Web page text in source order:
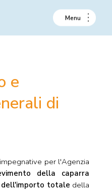
e
di
per l'Agenzia
della caparra
dell'importo totale della